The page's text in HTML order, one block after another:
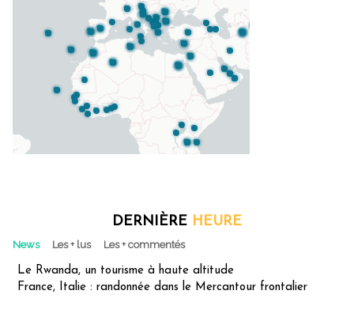
DERNIÈRE HEURE
News Les + lus Les + commentés
Le Rwanda, un tourisme à haute altitude
France, Italie : randonnée dans le Mercantour frontalier